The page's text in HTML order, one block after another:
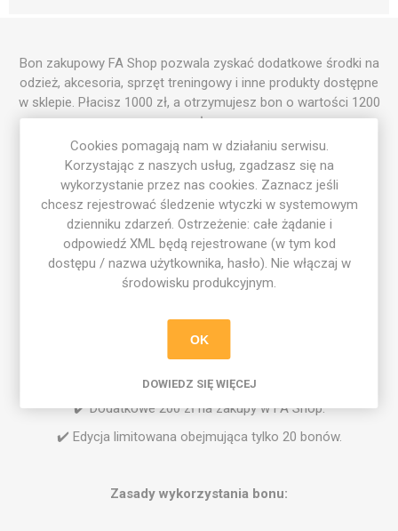
Bon zakupowy FA Shop pozwala zyskać dodatkowe środki na
odzież, akcesoria, sprzęt treningowy i inne produkty dostępne
w sklepie. Płacisz 1000 zł, a otrzymujesz bon o wartości 1200
zł.
Dodatkowe 200 zł daje jeszcze więcej możliwości i pozwala
wygodnie zaplanować większe zamówienie. To korzystne
rozwiązanie dla osób, które chcą kupić kilka produktów
jednocześnie lub uzupełnić sportowy ekwipunek.
Oferta limitowana!
Cechy produktu:
✔️ Bon zakupowy o wartości 1200 zł w cenie 1000 zł.
✔️ Dodatkowe 200 zł na zakupy w FA Shop.
✔️ Edycja limitowana obejmująca tylko 20 bonów.
Zasady wykorzystania bonu:
Cookies pomagają nam w działaniu serwisu.
Korzystając z naszych usług, zgadzasz się na
wykorzystanie przez nas cookies. Zaznacz jeśli
chcesz rejestrować śledzenie wtyczki w systemowym
dzienniku zdarzeń. Ostrzeżenie: całe żądanie i
odpowiedź XML będą rejestrowane (w tym kod
dostępu / nazwa użytkownika, hasło). Nie włączaj w
środowisku produkcyjnym.
OK
DOWIEDZ SIĘ WIĘCEJ